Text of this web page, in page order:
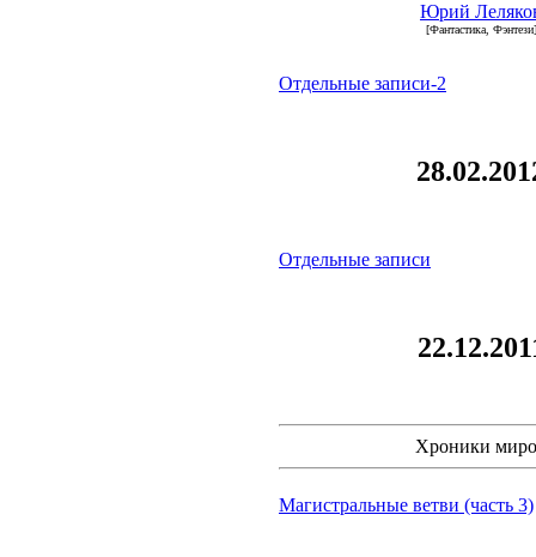
Юрий
[Фантастика, Фэнтези]
Отдельные записи-2
Отдельные записи
Хроники
Магистральные ветви (часть 3)